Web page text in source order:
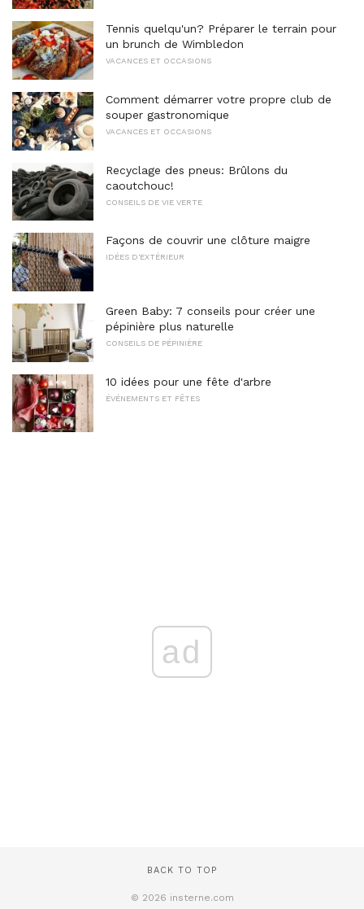
Tennis quelqu'un? Préparer le terrain pour
un brunch de Wimbledon
VACANCES ET OCCASIONS
Comment démarrer votre propre club de
souper gastronomique
VACANCES ET OCCASIONS
Recyclage des pneus: Brûlons du
caoutchouc!
CONSEILS DE VIE VERTE
Façons de couvrir une clôture maigre
IDÉES D'EXTÉRIEUR
Green Baby: 7 conseils pour créer une
pépinière plus naturelle
CONSEILS DE PÉPINIÈRE
10 idées pour une fête d'arbre
ÉVÉNEMENTS ET FÊTES
ad
BACK TO TOP
© 2026 insterne.com